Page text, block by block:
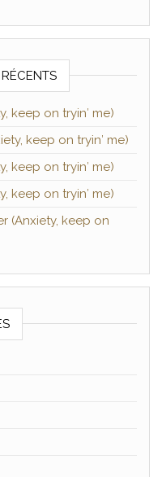
keep on tryin′ me)
keep on tryin′ me)
keep on tryin′ me)
keep on tryin′ me)
(Anxiety, keep on